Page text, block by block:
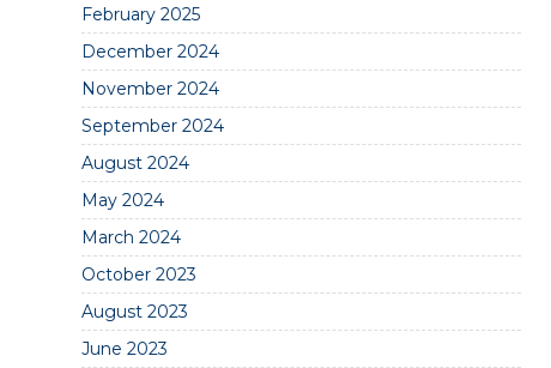
February 2025
December 2024
November 2024
September 2024
August 2024
May 2024
March 2024
October 2023
August 2023
June 2023